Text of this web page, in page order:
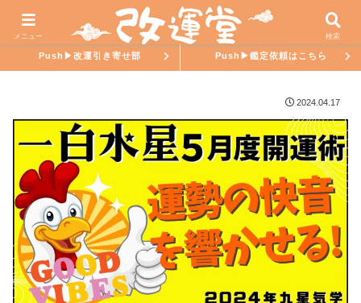
ホーム 氣學ラブ
Push▶︎改運引き寄せ部 Push▶︎鑑定依頼はこちら
2024.04.17
メニュー 検索